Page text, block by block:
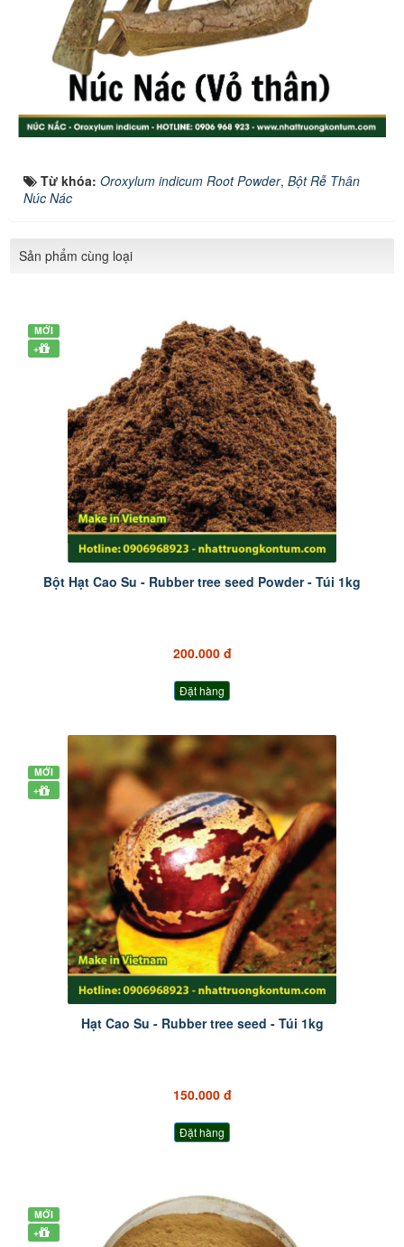
Từ khóa: Oroxylum indicum Root Powder, Bột Rễ Thân
Núc Nác
Sản phẩm cùng loại
MỚI
+
Bột Hạt Cao Su - Rubber tree seed Powder - Túi 1kg
200.000 đ
Đặt hàng
MỚI
+
Hạt Cao Su - Rubber tree seed - Túi 1kg
150.000 đ
Đặt hàng
MỚI
+